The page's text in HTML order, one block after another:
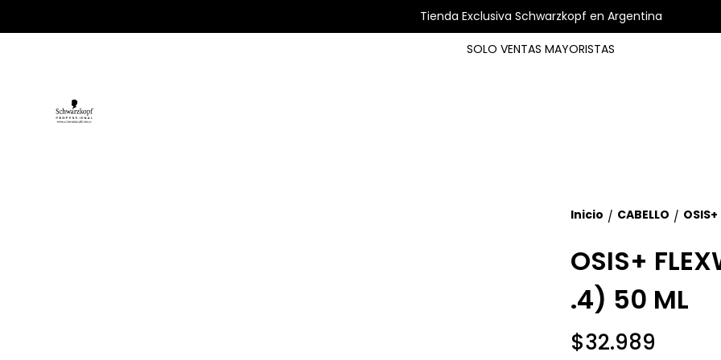
Tienda Exclusiva Schwarzkopf en Argentina
SOLO VENTAS MAYORISTAS
Inicio / CABELLO / OSIS+
OSIS+
.4) 50 ML
$32.989